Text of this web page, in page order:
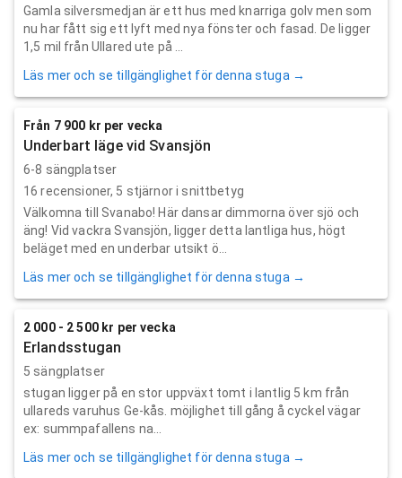
Gamla silversmedjan är ett hus med knarriga golv men som
nu har fått sig ett lyft med nya fönster och fasad. De ligger
1,5 mil från Ullared ute på ...
Läs mer och se tillgänglighet för denna stuga →
Från 7 900 kr per vecka
Underbart läge vid Svansjön
6-8 sängplatser
16 recensioner, 5 stjärnor i snittbetyg
Välkomna till Svanabo! Här dansar dimmorna över sjö och
äng! Vid vackra Svansjön, ligger detta lantliga hus, högt
beläget med en underbar utsikt ö...
Läs mer och se tillgänglighet för denna stuga →
2 000 - 2 500 kr per vecka
Erlandsstugan
5 sängplatser
stugan ligger på en stor uppväxt tomt i lantlig 5 km från
ullareds varuhus Ge-kås. möjlighet till gång å cyckel vägar
ex: summpafallens na...
Läs mer och se tillgänglighet för denna stuga →